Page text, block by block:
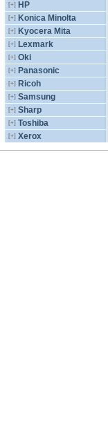
[+] HP
[+] Konica Minolta
[+] Kyocera Mita
[+] Lexmark
[+] Oki
[+] Panasonic
[+] Ricoh
[+] Samsung
[+] Sharp
[+] Toshiba
[+] Xerox